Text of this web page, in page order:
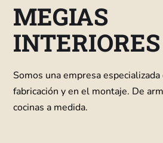
MEGIAS
INTERIORES
Somos una empresa
fabricación y en el montaje. De
cocinas a medida.